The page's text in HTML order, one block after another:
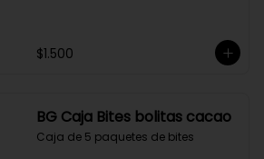
$1.500
BG Caja Bites bolitas cacao
Caja de 5 paquetes de bites